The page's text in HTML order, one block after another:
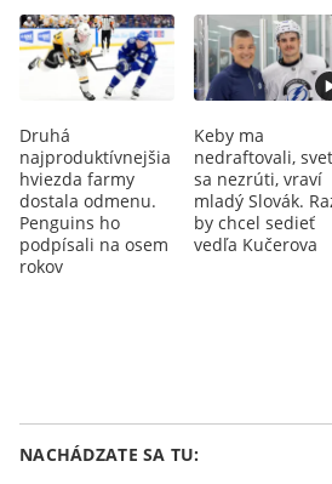
Druhá
najproduktívnejšia
hviezda farmy
dostala odmenu.
Penguins ho
podpísali na osem
rokov
Keby ma
nedraftovali, svet
sa nezrúti, vraví
mladý Slovák.
by chcel sedieť
vedľa Kučerova
NACHÁDZATE SA TU: